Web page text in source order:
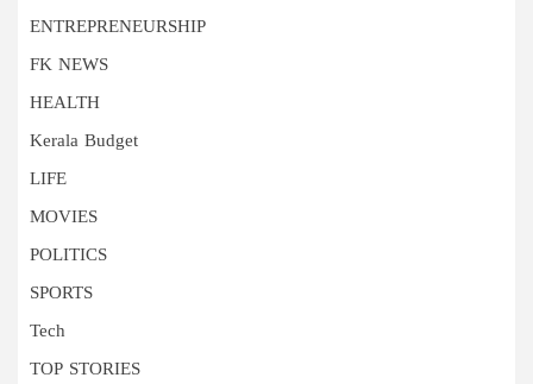
ENTREPRENEURSHIP
FK NEWS
HEALTH
Kerala Budget
LIFE
MOVIES
POLITICS
SPORTS
Tech
TOP STORIES